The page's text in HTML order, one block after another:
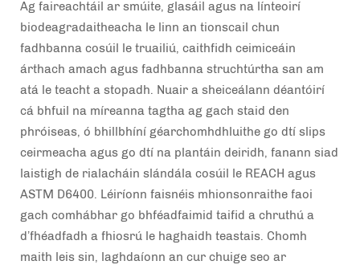
Ag faireachtáil ar smúite, glasáil agus na línteoirí
biodeagradaitheacha le linn an tionscail chun
fadhbanna cosúil le truailiú, caithfidh ceimiceáin
árthach amach agus fadhbanna struchtúrtha san am
atá le teacht a stopadh. Nuair a sheiceálann déantóirí
cá bhfuil na míreanna tagtha ag gach staid den
phróiseas, ó bhillbhíní géarchomhdhluithe go dtí slips
ceirmeacha agus go dtí na plantáin deiridh, fanann siad
laistigh de rialacháin slándála cosúil le REACH agus
ASTM D6400. Léiríonn faisnéis mhionsonraithe faoi
gach comhábhar go bhféadfaimid taifid a chruthú a
d’fhéadfadh a fhiosrú le haghaidh teastais. Chomh
maith leis sin, laghdaíonn an cur chuige seo ar